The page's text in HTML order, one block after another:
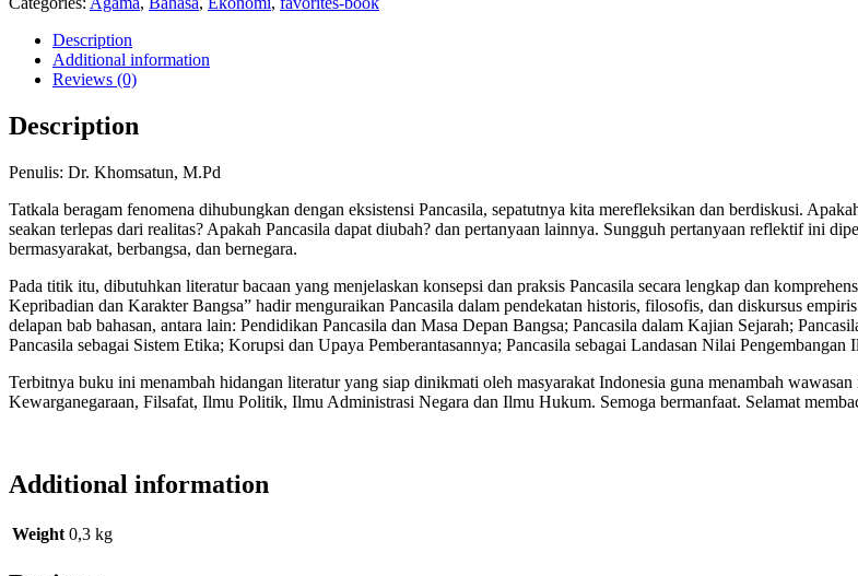
Description
Additional information
Reviews (0)
Description
Penulis: Dr. Khomsatun, M.Pd
Tatkala beragam fenomena dihubungkan dengan eksistensi Pancasila, sepatutnya kita merefleksikan dan berdiskusi.
seakan terlepas dari realitas? Apakah Pancasila dapat diubah? dan pertanyaan lainnya. Sungguh pertanyaan reflektif ini
bermasyarakat, berbangsa, dan bernegara.
Pada titik itu, dibutuhkan literatur bacaan yang menjelaskan konsepsi dan praksis Pancasila secara lengkap dan
Kepribadian dan Karakter Bangsa” hadir menguraikan Pancasila dalam pendekatan historis, filosofis, dan diskursus
delapan bab bahasan, antara lain: Pendidikan Pancasila dan Masa Depan Bangsa; Pancasila dalam Kajian Sejarah;
Pancasila sebagai Sistem Etika; Korupsi dan Upaya Pemberantasannya; Pancasila sebagai Landasan Nilai Pengembangan
Terbitnya buku ini menambah hidangan literatur yang siap dinikmati oleh masyarakat Indonesia guna menambah
Kewarganegaraan, Filsafat, Ilmu Politik, Ilmu Administrasi Negara dan Ilmu Hukum. Semoga bermanfaat. Selamat
Additional information
Weight 0,3 kg